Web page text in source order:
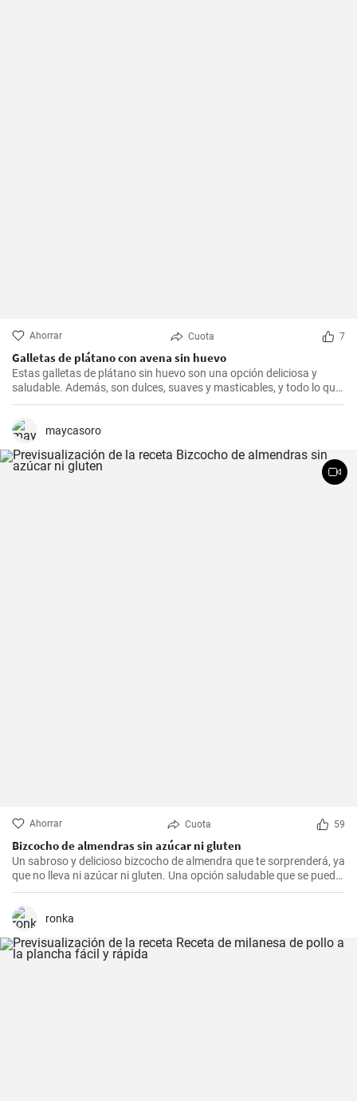
Ahorrar Cuota 7
Galletas de plátano con avena sin huevo
Estas galletas de plátano sin huevo son una opción deliciosa y
saludable. Además, son dulces, suaves y masticables, y todo lo que
necesitas es un plátano, avena y un toque de edulcorante.
maycasoro
Ahorrar Cuota 59
Bizcocho de almendras sin azúcar ni gluten
Un sabroso y delicioso bizcocho de almendra que te sorprenderá, ya
que no lleva ni azúcar ni gluten. Una opción saludable que se puede
adaptar a muchas personas.
ronka